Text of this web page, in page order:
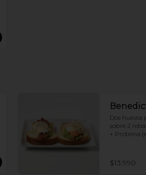
Dos huevos
sobre 2
+ Proteina
$13.990